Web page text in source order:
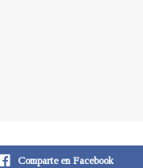
Comparte en Facebook